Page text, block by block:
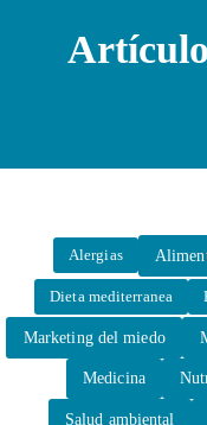
Alergias
Dieta mediterranea
Marketing del miedo
Medicina
Salud ambiental